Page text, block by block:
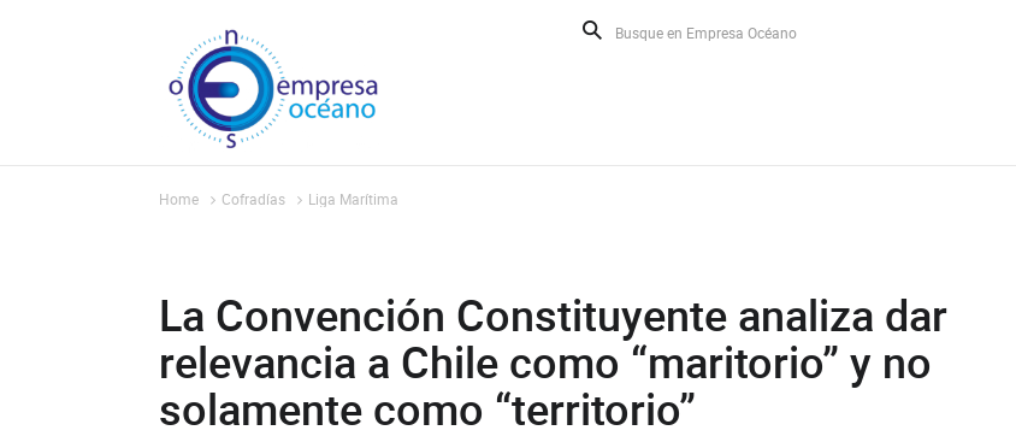
Home Cofradías Liga Marí­tima
La Convención Constituyente analiza dar
relevancia a Chile como “maritorio” y no
solamente como “territorio”